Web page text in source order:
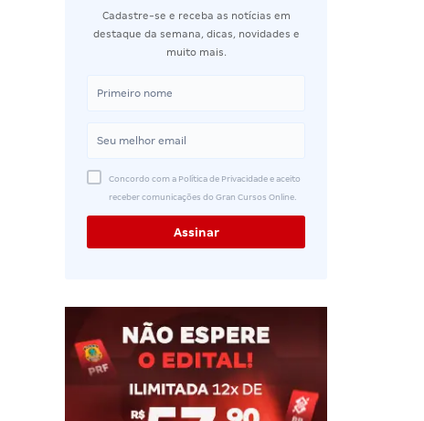
Cadastre-se e receba as notícias em
destaque da semana, dicas, novidades e
muito mais.
Concordo com a Política de Privacidade e aceito
receber comunicações do Gran Cursos Online.